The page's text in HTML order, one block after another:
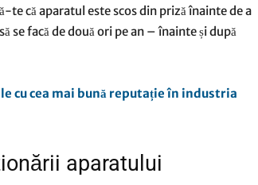
că aparatul este scos din priză înainte de a
se facă de două ori pe an – înainte și după
cu cea mai bună reputație în industria
aparatului